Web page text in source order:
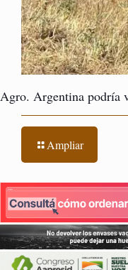
Agro. Argentina podría
Ampliar